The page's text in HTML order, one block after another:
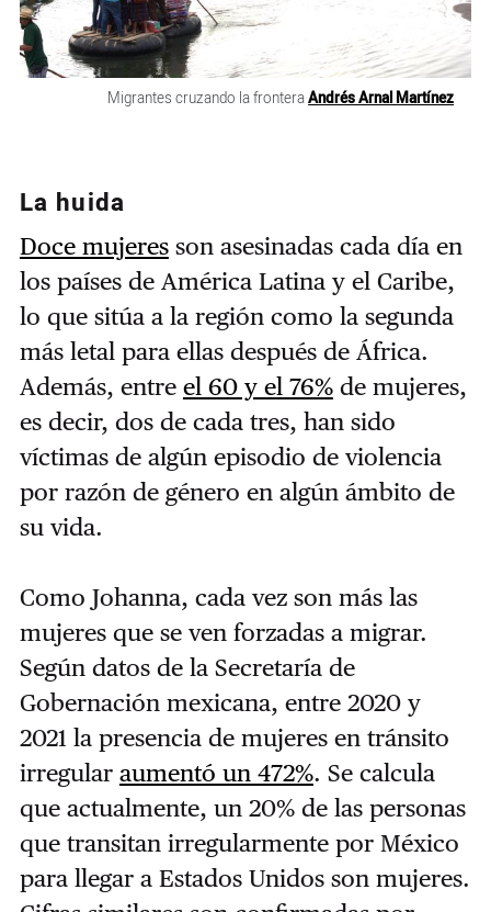
Migrantes cruzando la fronteraAndrés Arnal Martínez
La huida
Doce mujeresson asesinadas cada día en
los países de América Latina y el Caribe,
lo que sitúa a la región como la segunda
más letal para ellas después de África.
Además, entre el 60 y el 76%de mujeres,
es decir, dos de cada tres, han sido
víctimas de algún episodio de violencia
por razón de género en algún ámbito de
su vida.
Como Johanna, cada vez son más las
mujeres que se ven forzadas a migrar.
Según datos de la Secretaría de
Gobernación mexicana, entre 2020 y
2021 la presencia de mujeres en tránsito
irregular aumentó un 472%. Se calcula
que actualmente, un 20% de las personas
que transitan irregularmente por México
para llegar a Estados Unidos son mujeres.